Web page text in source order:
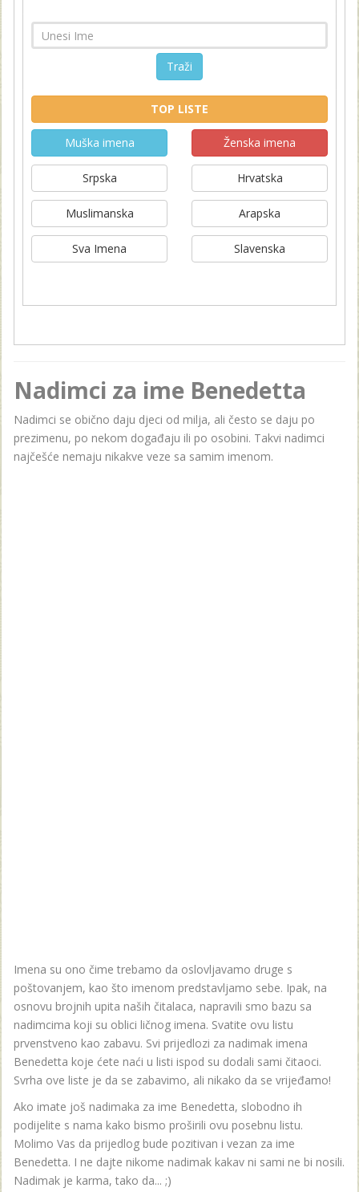
Traži
TOP LISTE
Muška imena Ženska imena
Srpska Hrvatska
Muslimanska Arapska
Sva Imena Slavenska
Nadimci za ime Benedetta
Nadimci se obično daju djeci od milja, ali često se daju po
prezimenu, po nekom događaju ili po osobini. Takvi nadimci
najčešće nemaju nikakve veze sa samim imenom.
Imena su ono čime trebamo da oslovljavamo druge s
poštovanjem, kao što imenom predstavljamo sebe. Ipak, na
osnovu brojnih upita naših čitalaca, napravili smo bazu sa
nadimcima koji su oblici ličnog imena. Svatite ovu listu
prvenstveno kao zabavu. Svi prijedlozi za nadimak imena
Benedetta koje ćete naći u listi ispod su dodali sami čitaoci.
Svrha ove liste je da se zabavimo, ali nikako da se vrijeđamo!
Ako imate još nadimaka za ime Benedetta, slobodno ih
podijelite s nama kako bismo proširili ovu posebnu listu.
Molimo Vas da prijedlog bude pozitivan i vezan za ime
Benedetta. I ne dajte nikome nadimak kakav ni sami ne bi nosili.
Nadimak je karma, tako da... ;)